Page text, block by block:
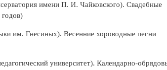
имени П. И. Чайковского). Свадебные
им. Гнесиных). Весенние хороводные песни
университет). Календарно-